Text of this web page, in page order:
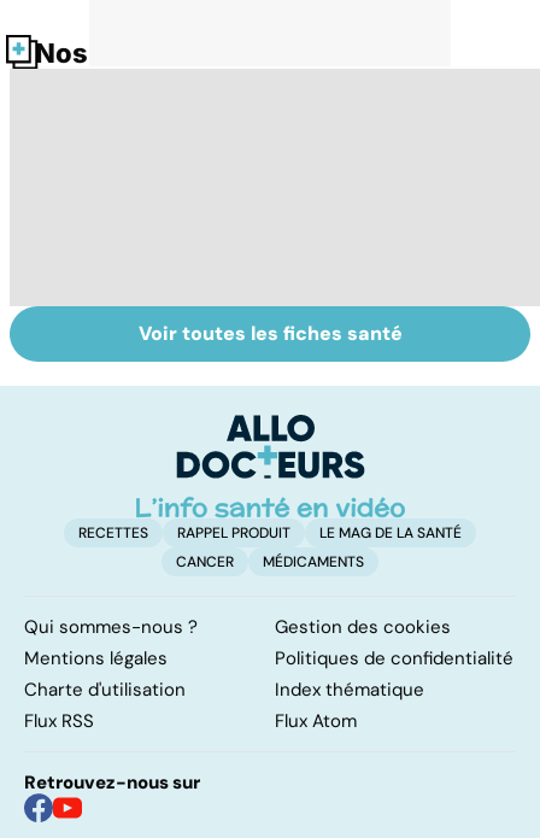
Nos fiches santé
Médecins
étrangers : des
Tout savoir sur
les infections
Voir toutes les fiches santé
RECETTES RAPPEL PRODUIT
LE MAG DE LA SANTÉ
CANCER
MÉDICAMENTS
Qui sommes-nous ?
Gestion des cookies
Mentions légales
Politiques de confidentialité
Charte d'utilisation
Index thématique
Flux RSS
Flux Atom
Retrouvez-nous sur